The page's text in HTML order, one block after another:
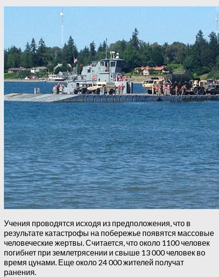
Учения проводятся исходя из предположения, что в
результате катастрофы на побережье появятся массовые
человеческие жертвы. Считается, что около 1100 человек
погибнет при землетрясении и свыше 13 000 человек во
время цунами. Еще около 24 000 жителей получат
ранения.